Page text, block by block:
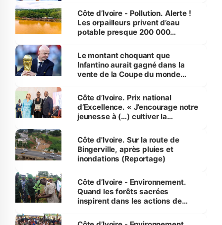
Côte d’Ivoire - Pollution. Alerte !
Les orpailleurs privent d’eau
potable presque 200 000
Le montant choquant que
Infantino aurait gagné dans la
vente de la Coupe du monde
Côte d’Ivoire. Prix national
d’Excellence. « J’encourage notre
jeunesse à (…) cultiver la
(Alassane Ouattara
Côte d'Ivoire. Sur la route de
Bingerville, après pluies et
inondations (Reportage)
Côte d’Ivoire - Environnement.
Quand les forêts sacrées
inspirent dans les actions de